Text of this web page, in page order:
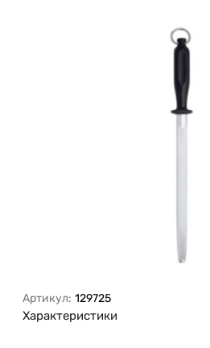
Артикул: 129725
Характеристики